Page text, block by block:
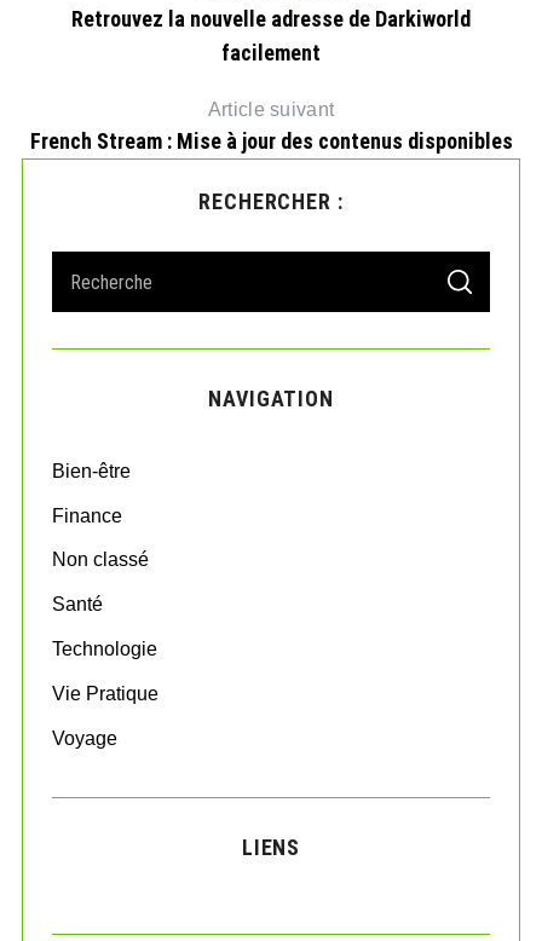
Retrouvez la nouvelle adresse de Darkiworld
facilement
Article suivant
French Stream : Mise à jour des contenus disponibles
RECHERCHER :
r
o
:
S
A
C
NAVIGATION
Bien-être
Finance
Non classé
Santé
Technologie
Vie Pratique
Voyage
LIENS